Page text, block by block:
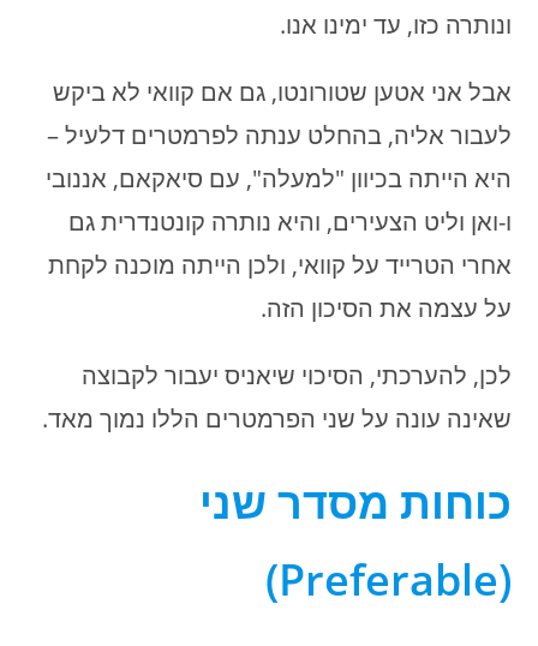
ונותרה כזו, עד ימינו אנו.
אבל אני אטען שטורונטו, גם אם קוואי לא ביקש
לעבור אליה, בהחלט ענתה לפרמטרים דלעיל –
היא הייתה בכיוון "למעלה", עם סיאקאם, אננובי
ו-ואן וליט הצעירים, והיא נותרה קונטנדרית גם
אחרי הטרייד על קוואי, ולכן הייתה מוכנה לקחת
על עצמה את הסיכון הזה.
לכן, להערכתי, הסיכוי שיאניס יעבור לקבוצה
שאינה עונה על שני הפרמטרים הללו נמוך מאד.
כוחות מסדר שני
(
Preferable
)